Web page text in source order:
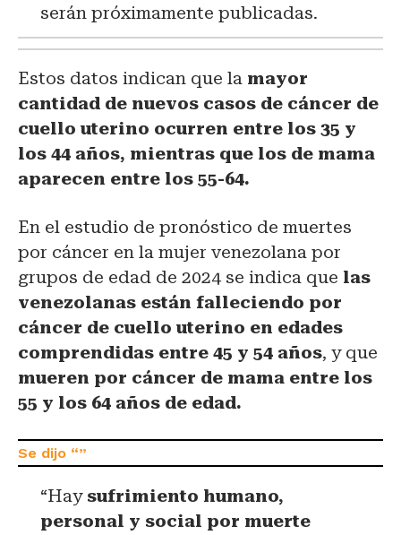
serán próximamente publicadas.
Estos datos indican que la mayor
cantidad de nuevos casos de cáncer de
cuello uterino ocurren entre los 35 y
los 44 años, mientras que los de mama
aparecen entre los 55-64.
En el estudio de pronóstico de muertes
por cáncer en la mujer venezolana por
grupos de edad de 2024 se indica que las
venezolanas están falleciendo por
cáncer de cuello uterino en edades
comprendidas entre 45 y 54 años, y que
mueren por cáncer de mama entre los
55 y los 64 años de edad.
“Haysufrimiento humano,
personal y social por muerte